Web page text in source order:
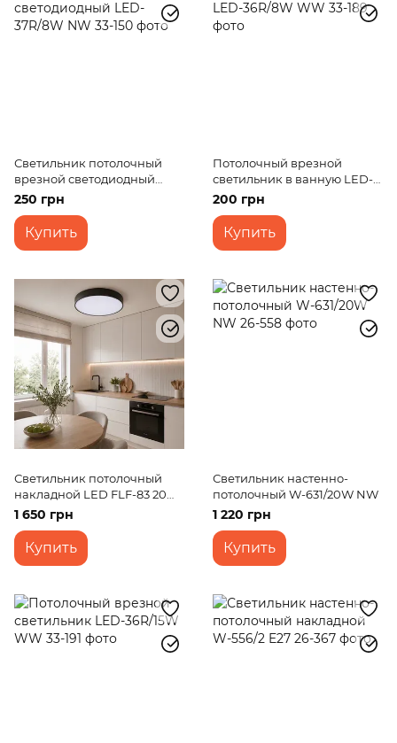
Светильник потолочный
врезной светодиодный
LED-37R/8W NW
250 грн
Купить
Потолочный врезной
светильник в ванную LED-
36R/8W WW
200 грн
Купить
Светильник потолочный
накладной LED FLF-83 20W
WW BK
1 650 грн
Купить
Светильник настенно-
потолочный W-631/20W NW
1 220 грн
Купить